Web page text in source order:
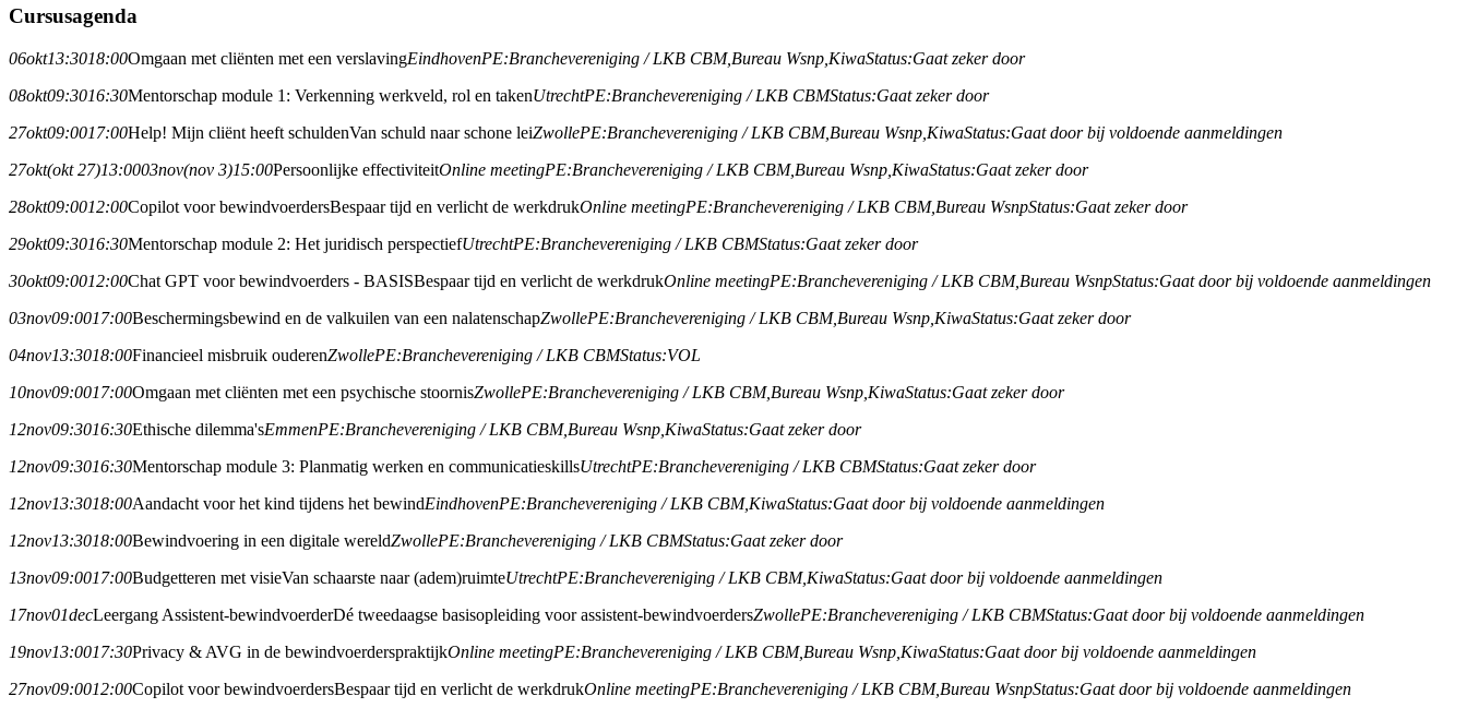
Cursusagenda
06okt13:3018:00Omgaan met cliënten met een verslavingEindhovenPE:Branchevereniging / LKB CBM, Bureau Wsnp, KiwaStatus:Gaat zeker door
08okt09:3016:30Mentorschap module 1: Verkenning werkveld, rol en takenUtrechtPE:Branchevereniging / LKB CBMStatus:Gaat zeker door
27okt09:0017:00Help! Mijn cliënt heeft schuldenVan schuld naar schone leiZwollePE:Branchevereniging / LKB CBM, Bureau Wsnp, KiwaStatus:Gaat door bij voldoende aanmeldingen
27okt(okt 27)13:0003nov(nov 3)15:00Persoonlijke effectiviteitOnline meetingPE:Branchevereniging / LKB CBM, Bureau Wsnp, KiwaStatus:Gaat zeker door
28okt09:0012:00Copilot voor bewindvoerdersBespaar tijd en verlicht de werkdrukOnline meetingPE:Branchevereniging / LKB CBM, Bureau WsnpStatus:Gaat zeker door
29okt09:3016:30Mentorschap module 2: Het juridisch perspectiefUtrechtPE:Branchevereniging / LKB CBMStatus:Gaat zeker door
30okt09:0012:00Chat GPT voor bewindvoerders - BASISBespaar tijd en verlicht de werkdrukOnline meetingPE:Branchevereniging / LKB CBM, Bureau WsnpStatus:Gaat door bij voldoende aanmeldingen
03nov09:0017:00Beschermingsbewind en de valkuilen van een nalatenschapZwollePE:Branchevereniging / LKB CBM, Bureau Wsnp, KiwaStatus:Gaat zeker door
04nov13:3018:00Financieel misbruik ouderenZwollePE:Branchevereniging / LKB CBMStatus:VOL
10nov09:0017:00Omgaan met cliënten met een psychische stoornisZwollePE:Branchevereniging / LKB CBM, Bureau Wsnp, KiwaStatus:Gaat zeker door
12nov09:3016:30Ethische dilemma'sEmmenPE:Branchevereniging / LKB CBM, Bureau Wsnp, KiwaStatus:Gaat zeker door
12nov09:3016:30Mentorschap module 3: Planmatig werken en communicatieskillsUtrechtPE:Branchevereniging / LKB CBMStatus:Gaat zeker door
12nov13:3018:00Aandacht voor het kind tijdens het bewindEindhovenPE:Branchevereniging / LKB CBM, KiwaStatus:Gaat door bij voldoende aanmeldingen
12nov13:3018:00Bewindvoering in een digitale wereldZwollePE:Branchevereniging / LKB CBMStatus:Gaat zeker door
13nov09:0017:00Budgetteren met visieVan schaarste naar (adem)ruimteUtrechtPE:Branchevereniging / LKB CBM, KiwaStatus:Gaat door bij voldoende aanmeldingen
17nov01decLeergang Assistent-bewindvoerderDé tweedaagse basisopleiding voor assistent-bewindvoerdersZwollePE:Branchevereniging / LKB CBMStatus:Gaat door bij voldoende aanmeldingen
19nov13:0017:30Privacy & AVG in de bewindvoerderspraktijkOnline meetingPE:Branchevereniging / LKB CBM, Bureau Wsnp, KiwaStatus:Gaat door bij voldoende aanmeldingen
27nov09:0012:00Copilot voor bewindvoerdersBespaar tijd en verlicht de werkdrukOnline meetingPE:Branchevereniging / LKB CBM, Bureau WsnpStatus:Gaat door bij voldoende aanmeldingen